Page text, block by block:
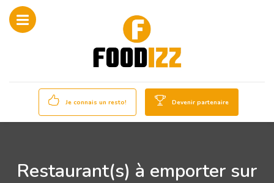
Je connais un resto! Devenir partenaire
Restaurant(s) à emporter sur